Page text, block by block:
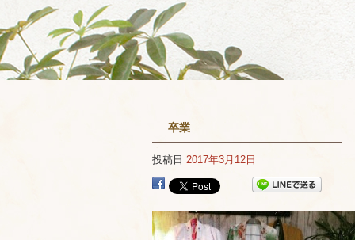
卒業
投稿日 2017年3月12日